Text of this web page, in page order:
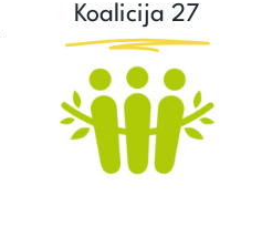
Koalicija 27